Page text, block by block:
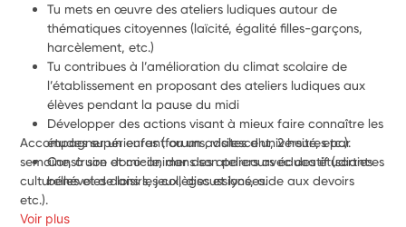
Tu mets en œuvre des ateliers ludiques autour de
thématiques citoyennes (laïcité, égalité filles-garçons,
harcèlement, etc.)
Tu contribues à l’amélioration du climat scolaire de
l’établissement en proposant des ateliers ludiques aux
élèves pendant la pause du midi
Développer des actions visant à mieux faire connaître les
études supérieures (forums, visites d'université, etc.).
Construire et co-animer des ateliers avec des étudiant·es
bénévoles dans les collèges et lycées.
Accompagner un enfant ou un adolescent, 2 heures par
semaine, à son domicile, dans son parcours éducatif (sorties
culturelles et de loisirs, jeux, discussions, aide aux devoirs
etc.).
Voir plus